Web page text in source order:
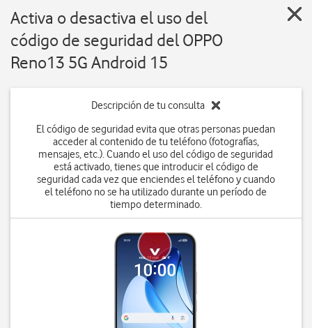
Activa o desactiva el uso del
código de seguridad del OPPO
Reno13 5G Android 15
Descripción de tu consulta
El código de seguridad evita que otras personas puedan
acceder al contenido de tu teléfono (fotografías,
mensajes, etc.). Cuando el uso del código de seguridad
está activado, tienes que introducir el código de
seguridad cada vez que enciendes el teléfono y cuando
el teléfono no se ha utilizado durante un período de
tiempo determinado.